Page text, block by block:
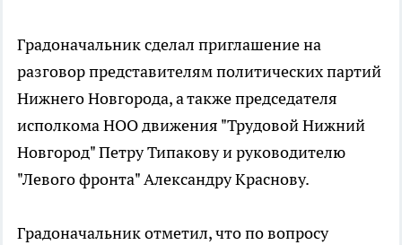
Градоначальник сделал приглашение на
разговор представителям политических партий
Нижнего Новгорода, а также председателя
исполкома НОО движения "Трудовой Нижний
Новгород" Петру Типакову и руководителю
"Левого фронта" Александру Краснову.
Градоначальник отметил, что по вопросу